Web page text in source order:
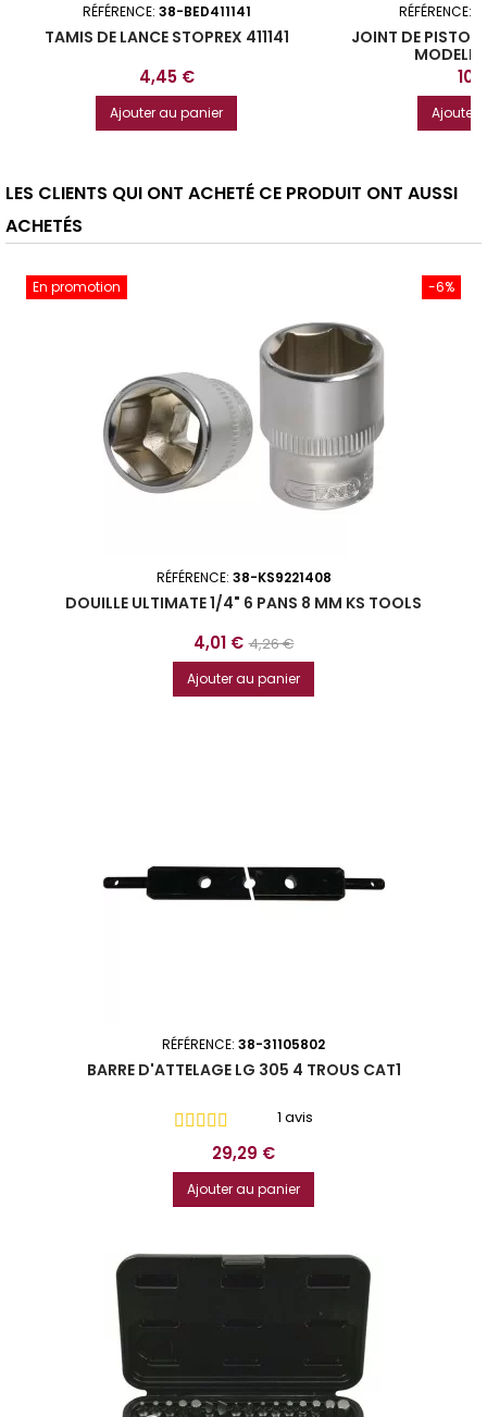
RÉFÉRENCE: 38-BED411141
TAMIS DE LANCE STOPREX 411141
Prix
4,45 €
Ajouter au panier
RÉFÉRENCE:
JOINT DE
MODELE
Prix
Ajouter
LES CLIENTS QUI ONT ACHETÉ CE PRODUIT ONT AUSSI
ACHETÉS
-6%
En promotion
RÉFÉRENCE: 38-KS9221408
DOUILLE ULTIMATE 1/4" 6 PANS 8 MM KS TOOLS
Prix
4,01 € Prix
de
base
4,26 €
Ajouter au panier
RÉFÉRENCE: 38-31105802
BARRE D'ATTELAGE LG 305 4 TROUS CAT1
1 avis
Prix
29,29 €
Ajouter au panier